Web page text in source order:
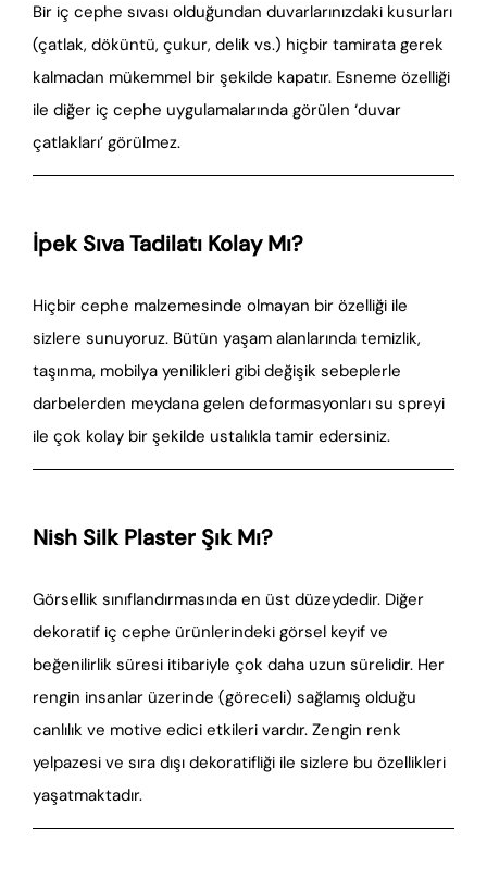
Bir iç cephe sıvası olduğundan duvarlarınızdaki kusurları
(çatlak, döküntü, çukur, delik vs.) hiçbir tamirata gerek
kalmadan mükemmel bir şekilde kapatır. Esneme özelliği
ile diğer iç cephe uygulamalarında görülen ‘duvar
çatlakları’ görülmez.
İpek Sıva Tadilatı Kolay Mı?
Hiçbir cephe malzemesinde olmayan bir özelliği ile
sizlere sunuyoruz. Bütün yaşam alanlarında temizlik,
taşınma, mobilya yenilikleri gibi değişik sebeplerle
darbelerden meydana gelen deformasyonları su spreyi
ile çok kolay bir şekilde ustalıkla tamir edersiniz.
Nish Silk Plaster Şık Mı?
Görsellik sınıflandırmasında en üst düzeydedir. Diğer
dekoratif iç cephe ürünlerindeki görsel keyif ve
beğenilirlik süresi itibariyle çok daha uzun sürelidir. Her
rengin insanlar üzerinde (göreceli) sağlamış olduğu
canlılık ve motive edici etkileri vardır. Zengin renk
yelpazesi ve sıra dışı dekoratifliği ile sizlere bu özellikleri
yaşatmaktadır.